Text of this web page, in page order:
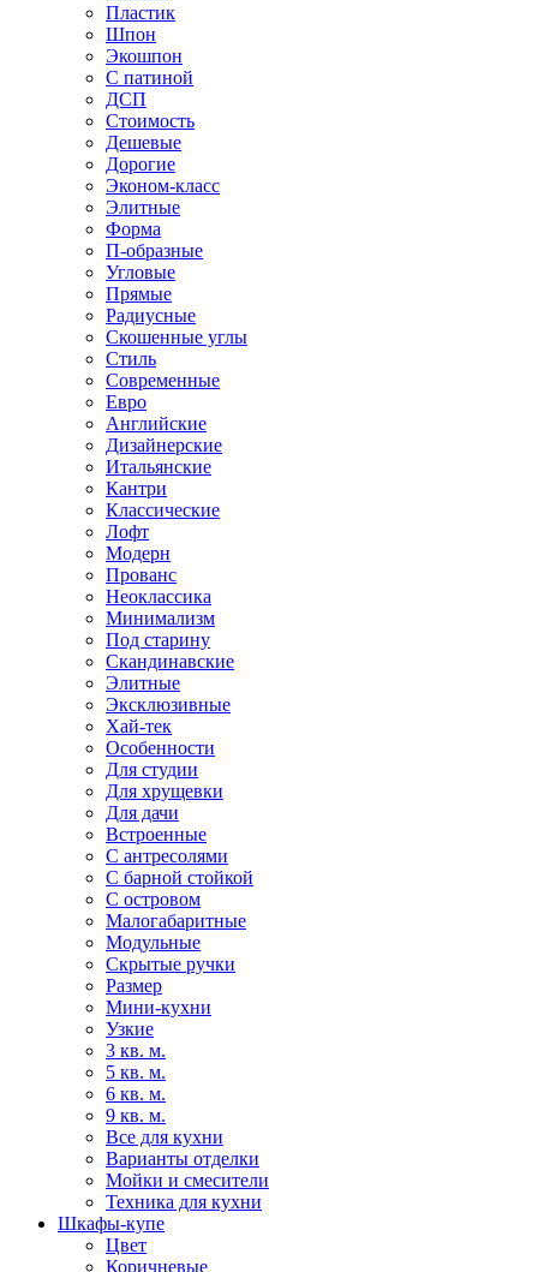
Пластик
Шпон
Экошпон
С патиной
ДСП
Стоимость
Дешевые
Дорогие
Эконом-класс
Элитные
Форма
П-образные
Угловые
Прямые
Радиусные
Скошенные углы
Стиль
Современные
Евро
Английские
Дизайнерские
Итальянские
Кантри
Классические
Лофт
Модерн
Прованс
Неоклассика
Минимализм
Под старину
Скандинавские
Элитные
Эксклюзивные
Хай-тек
Особенности
Для студии
Для хрущевки
Для дачи
Встроенные
С антресолями
С барной стойкой
С островом
Малогабаритные
Модульные
Скрытые ручки
Размер
Мини-кухни
Узкие
3 кв. м.
5 кв. м.
6 кв. м.
9 кв. м.
Все для кухни
Варианты отделки
Мойки и смесители
Техника для кухни
Шкафы-купе
Цвет
Коричневые